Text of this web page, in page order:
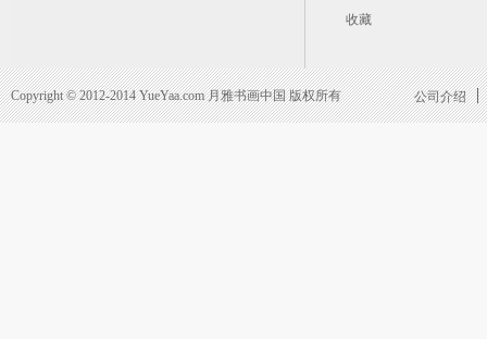
收藏
Copyright © 2012-2014 YueYaa.com 月雅书画中国 版权所有 公司介绍